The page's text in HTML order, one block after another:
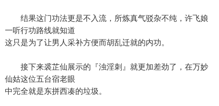
结果这门功法更是不入流，所炼真气驳杂不纯，许飞娘
一听行功路线就知道
这只是为了让男人采补方便而胡乱迁就的内功。
接下来裘芷仙展示的『浊淫刺』就更加差劲了，在万妙
仙姑这位五台宿老眼
中完全就是东拼西凑的垃圾。